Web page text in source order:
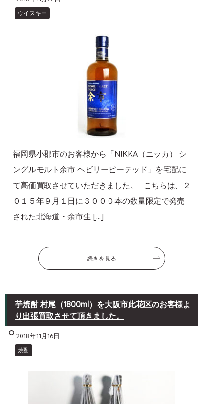
ウイスキー
福岡県小郡市のお客様から「NIKKA（ニッカ） シ
ングルモルト余市 ヘビリーピーテッド」を宅配に
て高価買取させていただきました。 こちらは、２
０１５年９月１日に３０００本の数量限定で発売
された北海道・余市生 […]
続きを見る
芋焼酎 村尾（1800ml）を大阪市此花区のお客様よ
り出張買取させて頂きました。
2018年11月16日
焼酎